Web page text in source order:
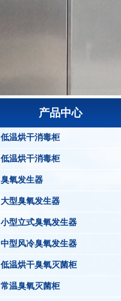
产品中心
低温烘干消毒柜
低温烘干消毒柜
臭氧发生器
大型臭氧发生器
小型立式臭氧发生器
中型风冷臭氧发生器
低温烘干臭氧灭菌柜
常温臭氧灭菌柜